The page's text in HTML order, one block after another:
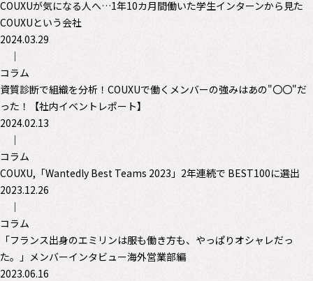
COUXUが気になる人へ…1年10カ月間働いた学生インターンから見た
COUXUという会社
2024.03.29
｜
コラム
資質診断で組織を分析！COUXUで働くメンバーの強みはあの"〇〇"だ
った！【社内イベントレポート】
2024.02.13
｜
コラム
COUXU,「Wantedly Best Teams 2023」2年連続で BEST100に選出
2023.12.26
｜
コラム
「フランス出身のエミリンは服も働き方も、やっぱりオシャレだっ
た。」メンバーインタビュー海外営業部編
2023.06.16